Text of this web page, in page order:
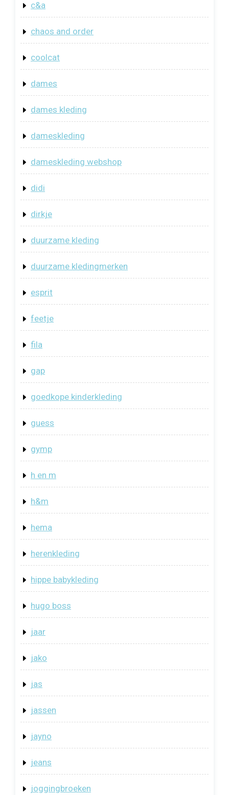
c&a
chaos and order
coolcat
dames
dames kleding
dameskleding
dameskleding webshop
didi
dirkje
duurzame kleding
duurzame kledingmerken
esprit
feetje
fila
gap
goedkope kinderkleding
guess
gymp
h en m
h&m
hema
herenkleding
hippe babykleding
hugo boss
jaar
jako
jas
jassen
jayno
jeans
joggingbroeken